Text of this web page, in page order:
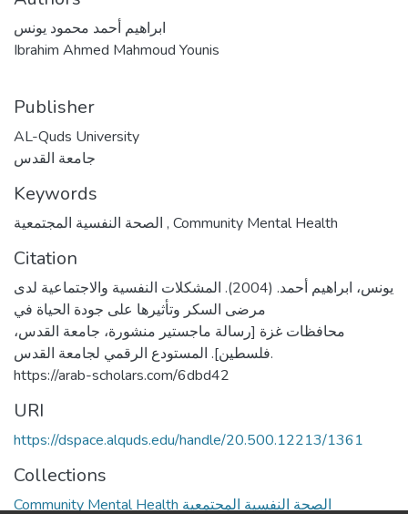
ابراهيم أحمد محمود يونس
Ibrahim Ahmed Mahmoud Younis
Publisher
AL-Quds University
جامعة القدس
Keywords
, Community Mental Health
Citation
يونس، ابراهيم أحمد. (2004). المشكلات النفسية والاجتماعية لدى
مرضى السكر وتأثيرها على جودة الحياة في
محافظات غزة [رسالة ماجستير منشورة، جامعة القدس،
فلسطين]. المستودع الرقمي لجامعة القدس.
https://arab-scholars.com/6dbd42
URI
https://dspace.alquds.edu/handle/20.500.12213/1361
Collections
Community Mental Health الصحة النفسية المجتمعية